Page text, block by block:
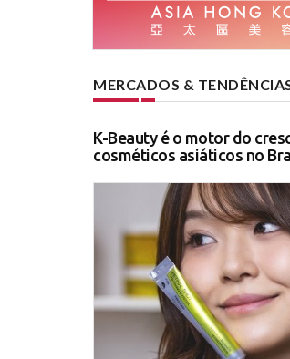
MERCADOS &
K-Beauty é o motor do
cosméticos asiáticos no